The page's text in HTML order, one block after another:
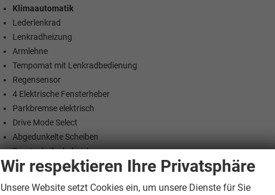
Klimaautomatik
Lederlenkrad
Lenkradheizung
Armlehne
Tempomat mit Lenkradbedienung
Regensensor
4 Elektrische Fensterheber
Parkbremse elektrisch
Drive Mode Select
Abgedunkelte Scheiben
Frontscheibe beheizbar
ZV Fernbedienung
Wir respektieren Ihre Privatsphäre
Unsere Website setzt Cookies ein, um unsere Dienste für Sie